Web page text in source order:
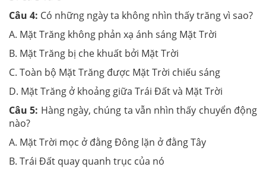
Câu 4: Có những ngày ta không nhìn thấy trăng vì sao?
A. Mặt Trăng không phản xạ ánh sáng Mặt Trời
B. Mặt Trăng bị che khuất bởi Mặt Trời
C. Toàn bộ Mặt Trăng được Mặt Trời chiếu sáng
D. Mặt Trăng ở khoảng giữa Trái Đất và Mặt Trời
Câu 5: Hàng ngày, chúng ta vẫn nhìn thấy chuyển động
nào?
A. Mặt Trời mọc ở đằng Đông lặn ở đằng Tây
B. Trái Đất quay quanh trục của nó